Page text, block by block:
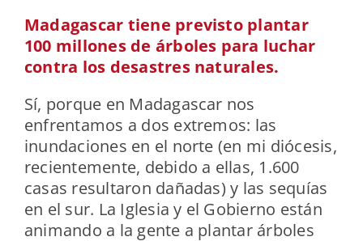
Madagascar tiene previsto plantar
100 millones de árboles para luchar
contra los desastres naturales.
Sí, porque en Madagascar nos
enfrentamos a dos extremos: las
inundaciones en el norte (en mi diócesis,
recientemente, debido a ellas, 1.600
casas resultaron dañadas) y las sequías
en el sur. La Iglesia y el Gobierno están
animando a la gente a plantar árboles